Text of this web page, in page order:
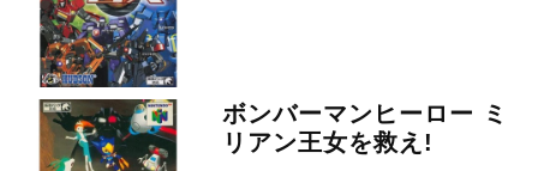
ボンバーマンヒーロー ミ
リアン王女を救え!